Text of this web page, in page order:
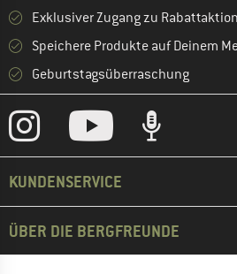
Exklusiver Zugang zu
Speichere Produkte auf Deinem
Geburtstagsüberraschung
KUNDENSERVICE
ÜBER DIE BERGFREUNDE